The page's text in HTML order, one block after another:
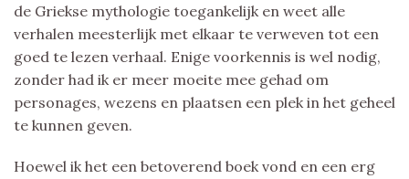
de Griekse mythologie toegankelijk en weet alle
verhalen meesterlijk met elkaar te verweven tot een
goed te lezen verhaal. Enige voorkennis is wel nodig,
zonder had ik er meer moeite mee gehad om
personages, wezens en plaatsen een plek in het geheel
te kunnen geven.
Hoewel ik het een betoverend boek vond en een erg